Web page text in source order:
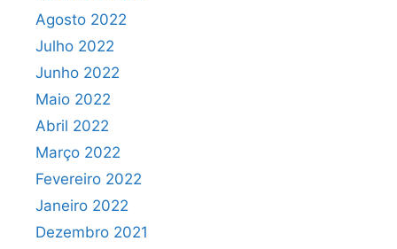
Agosto 2022
Julho 2022
Junho 2022
Maio 2022
Abril 2022
Março 2022
Fevereiro 2022
Janeiro 2022
Dezembro 2021